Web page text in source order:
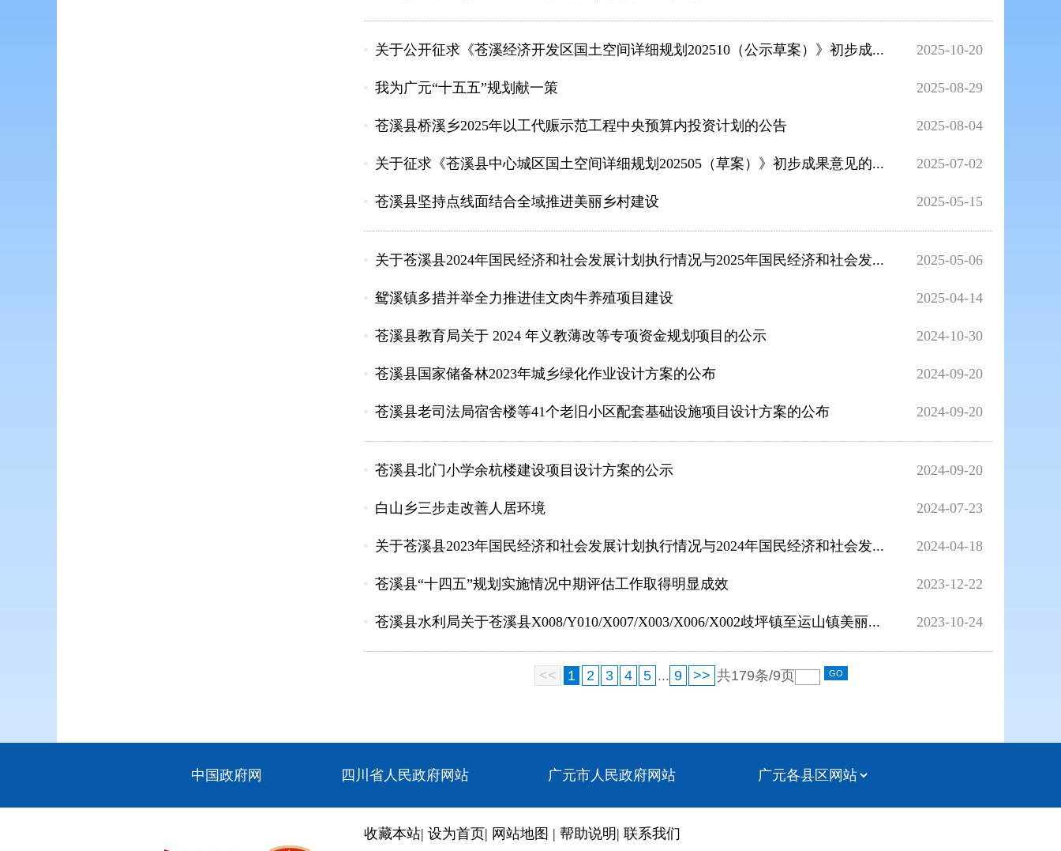
关于公开征求《苍溪经济开发区国土空间详细规划202510（公示草案）》初步成... 2025-10-20
我为广元“十五五”规划献一策 2025-08-29
苍溪县桥溪乡2025年以工代赈示范工程中央预算内投资计划的公告 2025-08-04
关于征求《苍溪县中心城区国土空间详细规划202505（草案）》初步成果意见的... 2025-07-02
苍溪县坚持点线面结合全域推进美丽乡村建设 2025-05-15
关于苍溪县2024年国民经济和社会发展计划执行情况与2025年国民经济和社会发... 2025-05-06
鸳溪镇多措并举全力推进佳文肉牛养殖项目建设 2025-04-14
苍溪县教育局关于 2024 年义教薄改等专项资金规划项目的公示 2024-10-30
苍溪县国家储备林2023年城乡绿化作业设计方案的公布 2024-09-20
苍溪县老司法局宿舍楼等41个老旧小区配套基础设施项目设计方案的公布 2024-09-20
苍溪县北门小学余杭楼建设项目设计方案的公示 2024-09-20
白山乡三步走改善人居环境 2024-07-23
关于苍溪县2023年国民经济和社会发展计划执行情况与2024年国民经济和社会发... 2024-04-18
苍溪县“十四五”规划实施情况中期评估工作取得明显成效 2023-12-22
苍溪县水利局关于苍溪县X008/Y010/X007/X003/X006/X002歧坪镇至运山镇美丽... 2023-10-24
<< 1 2 3 4 5 ... 9 >> 共179条/9页
中国政府网 四川省人民政府网站 广元市人民政府网站
收藏本站| 设为首页| 网站地图 | 帮助说明 | 联系我们